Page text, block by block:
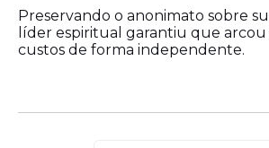
Preservando o anonimato sobre
líder espiritual garantiu que arcou
custos de forma independente.